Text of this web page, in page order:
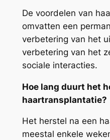
De voordelen van
omvatten een
verbetering van het
verbetering van het
sociale interacties.
Hoe lang duurt het
haartransplantatie?
Het herstel na een
meestal enkele